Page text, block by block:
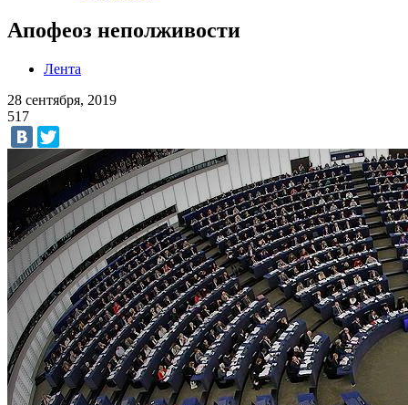
Апофеоз неполживости
Лента
28 сентября, 2019
517